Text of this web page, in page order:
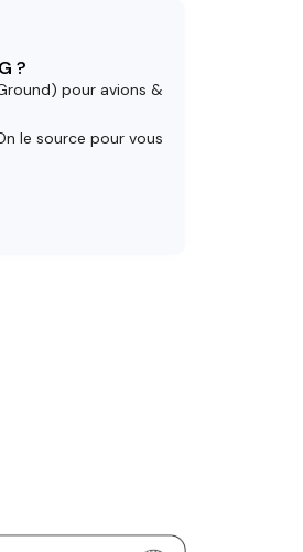
?
pour avions &
le source pour vous